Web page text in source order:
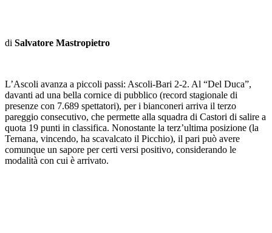
di Salvatore Mastropietro
L’Ascoli avanza a piccoli passi: Ascoli-Bari 2-2. Al “Del Duca”,
davanti ad una bella cornice di pubblico (record stagionale di
presenze con 7.689 spettatori), per i bianconeri arriva il terzo
pareggio consecutivo, che permette alla squadra di Castori di salire a
quota 19 punti in classifica. Nonostante la terz’ultima posizione (la
Ternana, vincendo, ha scavalcato il Picchio), il pari può avere
comunque un sapore per certi versi positivo, considerando le
modalità con cui è arrivato.